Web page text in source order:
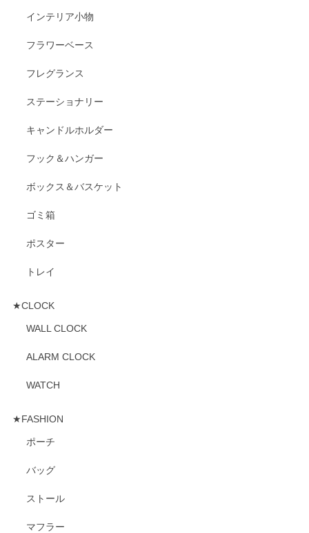
インテリア小物
フラワーベース
フレグランス
ステーショナリー
キャンドルホルダー
フック＆ハンガー
ボックス＆バスケット
ゴミ箱
ポスター
トレイ
★CLOCK
WALL CLOCK
ALARM CLOCK
WATCH
★FASHION
ポーチ
バッグ
ストール
マフラー